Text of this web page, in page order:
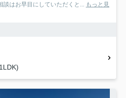
談はお早目にしていただくと... もっと見